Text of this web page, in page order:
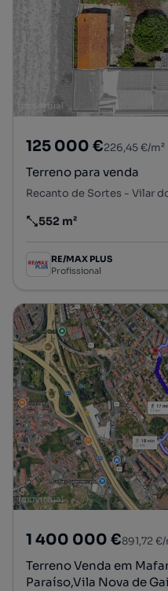
125 000 €226,45 €/m²
Terreno para venda
Preço por metro quadrado
552 m²
RE/MAX PLUS
Profissional
1 400 000 €891,72 €/
Terreno Venda em Mafamude e Vilar do
Paraíso,Vila Nova de